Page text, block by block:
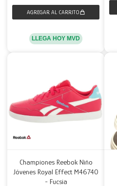
LLEGA HOY MVD
Championes Reebok Niño
Jóvenes Royal Effect M46740
- Fucsia